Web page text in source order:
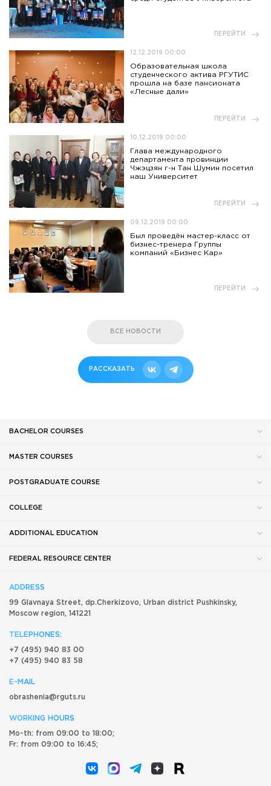
ПЕРЕЙТИ
12.12.2019 00:00
Образовательная школа
студенческого актива РГУТИС
прошла на базе пансионата
«Лесные дали»
ПЕРЕЙТИ
10.12.2019 00:00
Глава международного
департамента провинции
Чжэцзян г-н Тан Шумин посетил
наш Университет
ПЕРЕЙТИ
09.12.2019 00:00
Был проведён мастер-класс от
бизнес-тренера Группы
компаний «Бизнес Кар»
ПЕРЕЙТИ
ВСЕ НОВОСТИ
РАССКАЗАТЬ
BACHELOR COURSES
MASTER COURSES
POSTGRADUATE COURSE
COLLEGE
ADDITIONAL EDUCATION
FEDERAL RESOURCE CENTER
ADDRESS
99 Glavnaya Street, dp.Cherkizovo, Urban district Pushkinsky,
Moscow region, 141221
TELEPHONES:
+7 (495) 940 83 00
+7 (495) 940 83 58
E-MAIL
obrashenia@rguts.ru
WORKING HOURS
Mo-th: from 09:00 to 18:00;
Fr: from 09:00 to 16:45;